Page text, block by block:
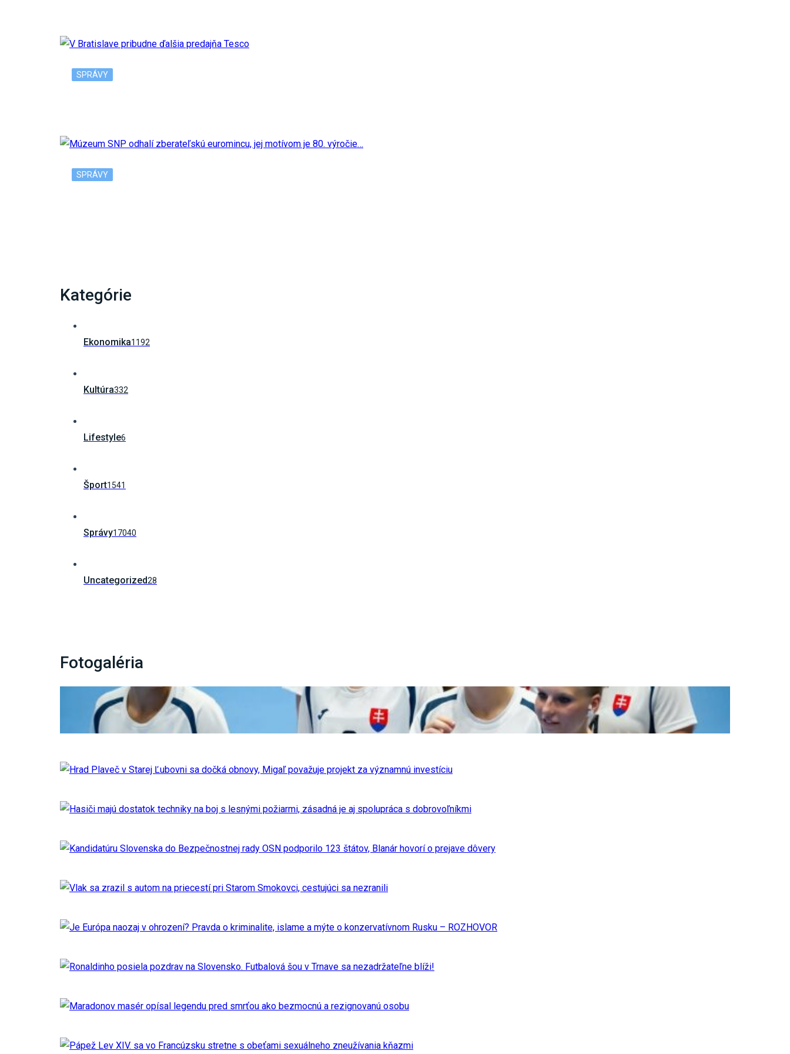
SPRÁVY
SPRÁVY
Kategórie
Ekonomika1192
Kultúra332
Lifestyle6
Šport1541
Správy17040
Uncategorized28
Fotogaléria